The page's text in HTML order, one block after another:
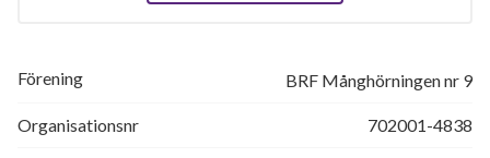
Förening BRF Månghörningen nr 9
Organisationsnr 702001-4838